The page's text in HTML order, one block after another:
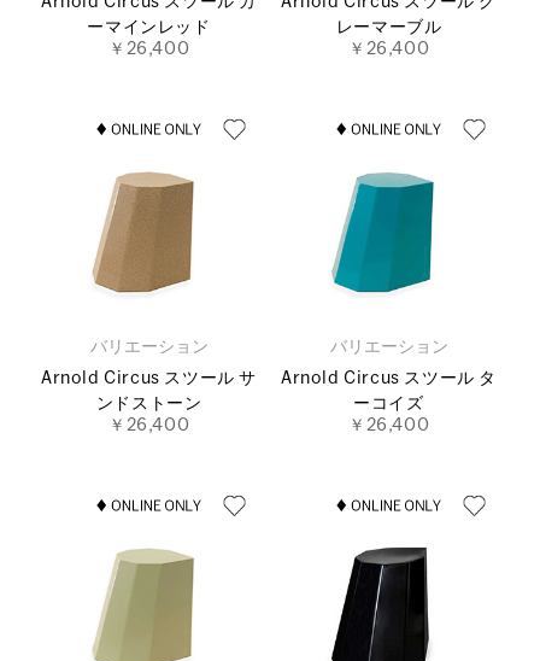
ーマインレッド
￥26,400
レーマーブル
￥26,400
バリエーション
Arnold Circus スツール サ
ンドストーン
￥26,400
バリエーション
Arnold Circus スツール タ
ーコイズ
￥26,400